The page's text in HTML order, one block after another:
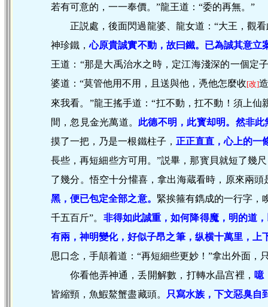
若有可意的，一一奉價。”龍王道：“委的再無。”
正説處，後面閃過龍婆、龍女道：“大王，觀
神珍鐵，心原貴誠實不動，故曰鐵。已為誠其意立
王道：“那是大禹治水之時，定江海淺深的一個定
婆道：“莫管他用不用，且送與他，凴他怎麼收[改]
來我看。”龍王搖手道：“扛不動，扛不動！須上
間，忽見金光萬道。 此德不明，此寳却明。然非此
摸了一把，乃是一根鐵柱子， 正正直直，心上的一
長些，再短細些方可用。”説畢，那寳貝就短了幾
了幾分。悟空十分懽喜，拿出海蔵看時，原來兩頭
黑，便已包定全部之意。 緊挨箍有鐫成的一行字，
千五百斤”。 非得如此誠重，如何降得魔，明的道
有兩，神明變化，好似子昂之筆，纵横十萬里，
思口念，手顛着道：“再短細些更妙！”拿出外面，
你看他弄神通，丢開解數，打轉水晶宫裡， 噫
皆縮頸，魚鰕鰲蟹盡藏頭。
只寫水族，下文惡臭自